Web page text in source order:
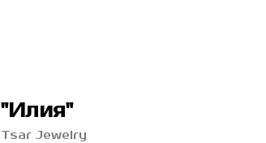
"Илия"
Tsar Jewelry